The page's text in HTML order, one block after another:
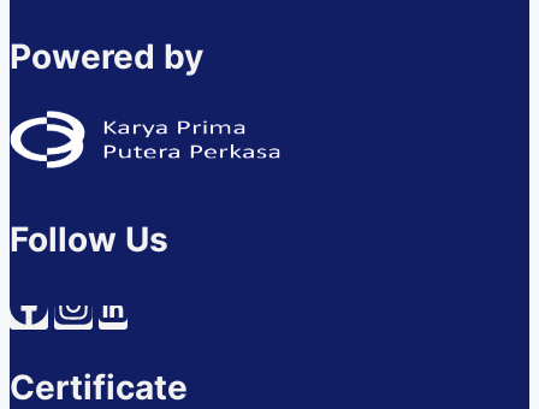
Powered by
Follow Us
Certificate